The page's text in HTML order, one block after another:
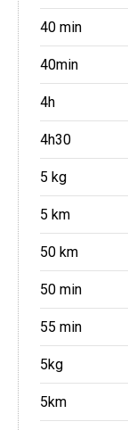
40 min
40min
4h
4h30
5 kg
5 km
50 km
50 min
55 min
5kg
5km